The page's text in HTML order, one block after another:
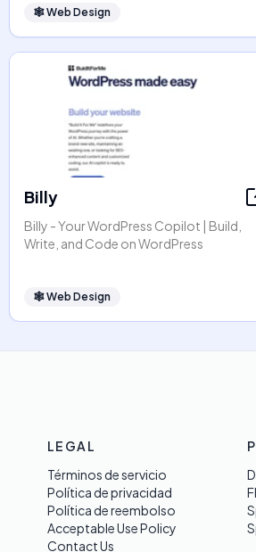
🕸Web Design
Billy
Billy - Your WordPress Copilot | Build,
Write, and Code on WordPress
🕸Web Design
LEGAL
Términos de servicio
Política de privacidad
Política de reembolso
Acceptable Use Policy
Contact Us